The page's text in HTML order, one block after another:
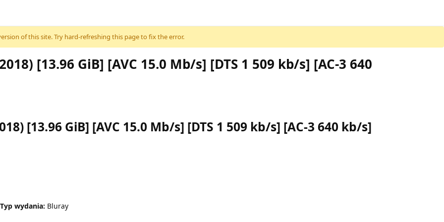
of this site. Try hard-refreshing this page to fix the error.
[13.96 GiB] [AVC 15.0 Mb/s] [DTS 1 509 kb/s] [AC-3 640
[13.96 GiB] [AVC 15.0 Mb/s] [DTS 1 509 kb/s] [AC-3 640 kb/s]
Typ wydania: Bluray